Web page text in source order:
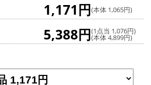
1,171円(本体 1,065円)
5,388円(1点当 1,076円)
(本体 4,899円)